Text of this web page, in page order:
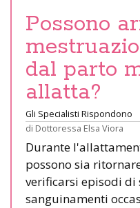
Possono
dal parto
allatta?
Gli Specialisti Rispondono
di Dottoressa Elsa Viora
Durante
possono sia
verificarsi episodi di
sanguinamenti